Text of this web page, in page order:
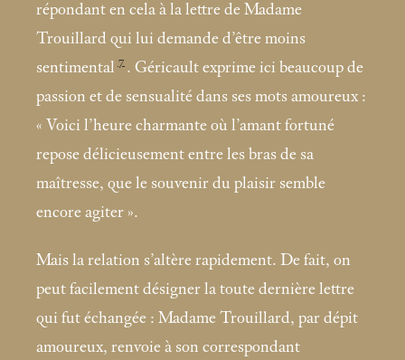
répondant en cela à la lettre de Madame
Trouillard qui lui demande d’être moins
sentimental 7 . Géricault exprime ici beaucoup de
passion et de sensualité dans ses mots amoureux :
« Voici l’heure charmante où l’amant fortuné
repose délicieusement entre les bras de sa
maîtresse, que le souvenir du plaisir semble
encore agiter ».
Mais la relation s’altère rapidement. De fait, on
peut facilement désigner la toute dernière lettre
qui fut échangée : Madame Trouillard, par dépit
amoureux, renvoie à son correspondant